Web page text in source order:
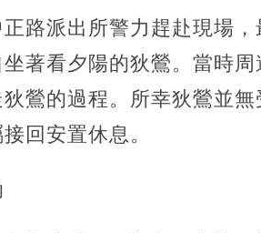
路派出所警力趕赴現場
著看夕陽的狄鶯。當時
鶯的過程。所幸狄鶯並
回安置休息。